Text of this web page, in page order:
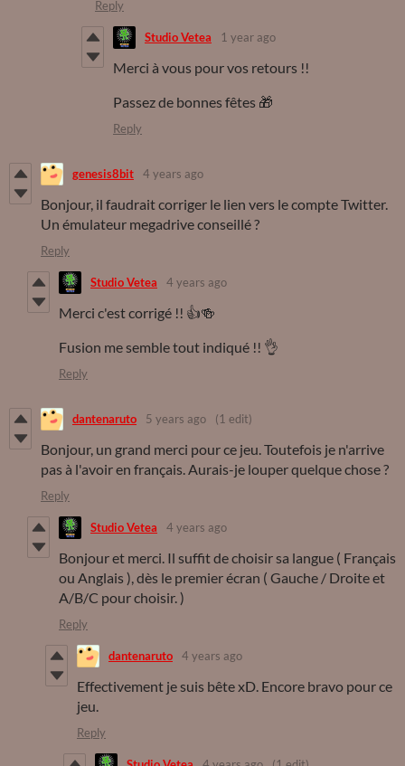
Reply
Studio Vetea 1 year ago
Merci à vous pour vos retours !!
Passez de bonnes fêtes 🎁
Reply
genesis8bit 4 years ago
Bonjour, il faudrait corriger le lien vers le compte Twitter.
Un émulateur megadrive conseillé ?
Reply
Studio Vetea 4 years ago
Merci c'est corrigé !! 👍🍻
Fusion me semble tout indiqué !! 👌
Reply
dantenaruto 5 years ago (1 edit)
Bonjour, un grand merci pour ce jeu. Toutefois je n'arrive
pas à l'avoir en français. Aurais-je louper quelque chose ?
Reply
Studio Vetea 4 years ago
Bonjour et merci. Il suffit de choisir sa langue ( Français
ou Anglais ), dès le premier écran ( Gauche / Droite et
A/B/C pour choisir. )
Reply
dantenaruto 4 years ago
Effectivement je suis bête xD. Encore bravo pour ce
jeu.
Reply